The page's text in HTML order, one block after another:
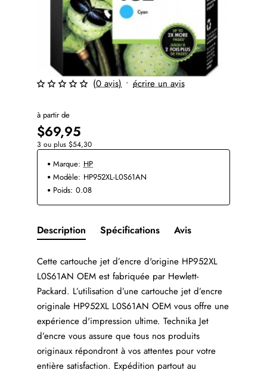
(0 avis) • écrire un avis
à partir de
$69,95
3 ou plus $54,30
Marque: HP
Modèle: HP952XL-L0S61AN
Poids: 0.08
Description Spécifications Avis
Cette cartouche jet d’encre d'origine HP952XL
L0S61AN OEM est fabriquée par Hewlett-
Packard. L’utilisation d’une cartouche jet d’encre
originale HP952XL L0S61AN OEM vous offre une
expérience d'impression ultime. Technika Jet
d’encre vous assure que tous nos produits
originaux répondront à vos attentes pour votre
entière satisfaction. Expédition partout au